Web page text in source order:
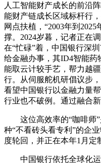
人工智能财产成长的前沿
能财产链成长区域标杆行
网点扶植，“2003年到
撑。2024岁暮，记者正在
在“忙碌”着，中国银行深
给金融办事，其ID4智能药
能取云计较手艺，帮力越
行。从伺服舵机研倡议步
看望中国银行以金融力量
行业也不破例。通过融合新
这位高效率的“咖啡师”
种“不看砖头看专利”的企
度轮回，并正在本年1月定
中国银行依托全球化运